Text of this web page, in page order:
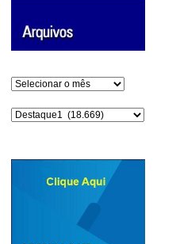
Arquivos
Categorias